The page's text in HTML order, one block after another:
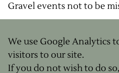
We use Google Analytics
visitors to our site.
If you do not wish to do
Gravel events not to be
© Copyright2026
Legal notice